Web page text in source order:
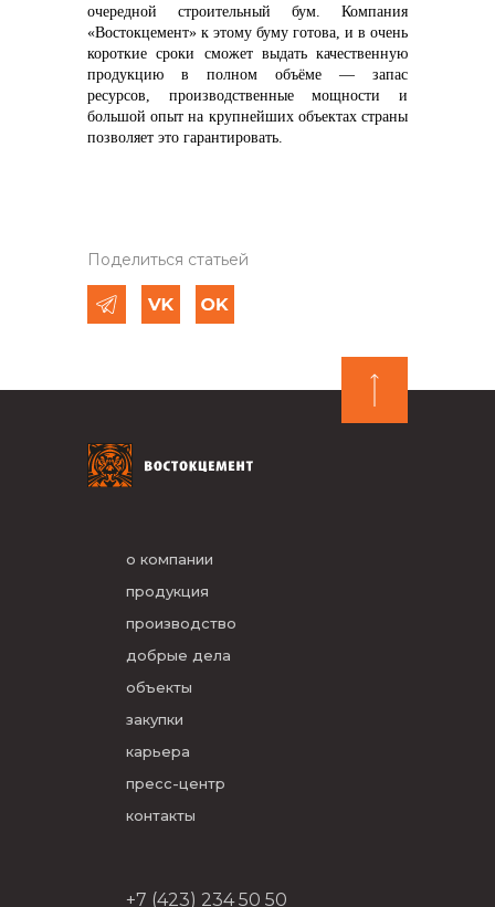
очередной строительный бум. Компания
«Востокцемент» к этому буму готова, и в очень
короткие сроки сможет выдать качественную
продукцию в полном объёме — запас
ресурсов, производственные мощности и
большой опыт на крупнейших объектах страны
позволяет это гарантировать.
Поделиться статьей
о компании
продукция
производство
добрые дела
объекты
закупки
карьера
пресс-центр
контакты
+7 (423) 234 50 50